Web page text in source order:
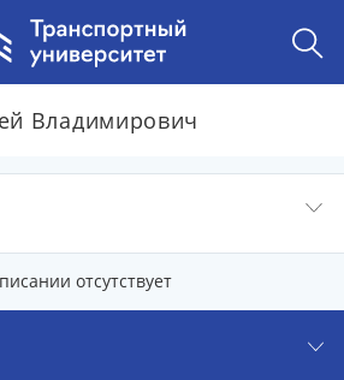
Владимирович
отсутствует